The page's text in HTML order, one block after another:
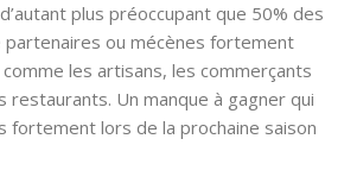
plus préoccupant que 50% des
ou mécènes fortement
les artisans, les commerçants
restaurants. Un manque à gagner qui
lors de la prochaine saison